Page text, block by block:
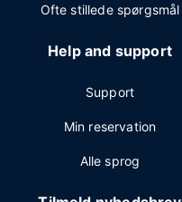
Ofte stillede spørgsmål
Help and support
Support
Min reservation
Alle sprog